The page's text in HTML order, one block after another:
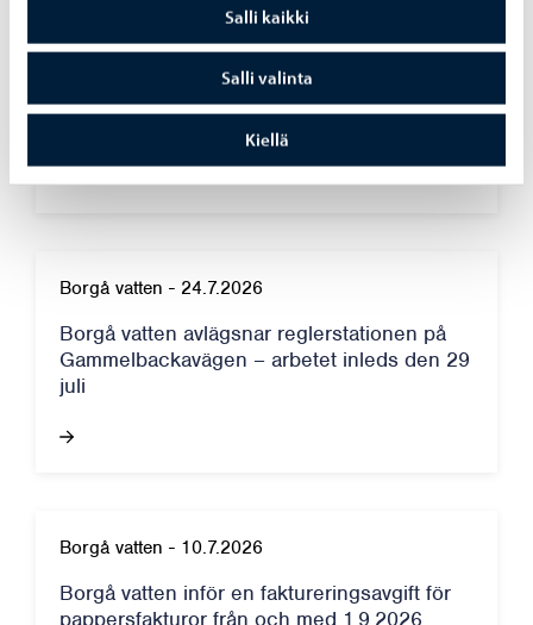
Salli kaikki
Salli valinta
Kiellä
27.7.2026
Reparation av dagvattenledning vid
Tingsgårdsvägens och Prostvägens
korsning – arbetet inleds den 29.7
Borgå vatten - 24.7.2026
Borgå vatten avlägsnar reglerstationen på
Gammelbackavägen – arbetet inleds den 29
juli
Borgå vatten - 10.7.2026
Borgå vatten inför en faktureringsavgift för
pappersfakturor från och med 1.9.2026.